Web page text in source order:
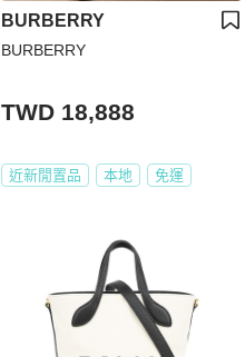
BURBERRY
BURBERRY
TWD 18,888
近新閒置品 本地 免運